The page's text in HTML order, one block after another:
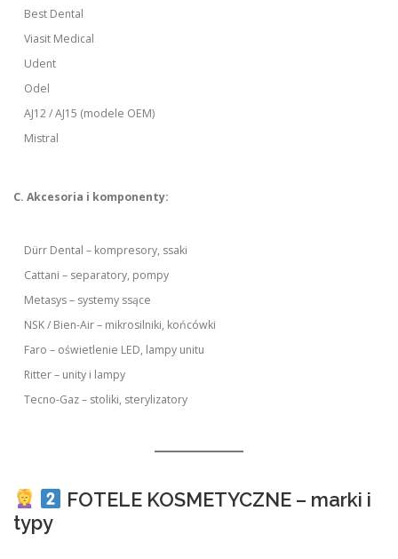
Best Dental
Viasit Medical
Udent
Odel
AJ12 / AJ15 (modele OEM)
Mistral
C. Akcesoria i komponenty:
Dürr Dental – kompresory, ssaki
Cattani – separatory, pompy
Metasys – systemy ssące
NSK / Bien-Air – mikrosilniki, końcówki
Faro – oświetlenie LED, lampy unitu
Ritter – unity i lampy
Tecno-Gaz – stoliki, sterylizatory
FOTELE KOSMETYCZNE – marki i
typy